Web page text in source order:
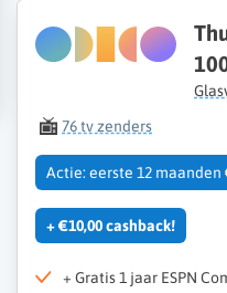
76 tv zenders
Actie: eerste 12 maanden
+ €10,00 cashback!
+ Gratis 1 jaar ESPN